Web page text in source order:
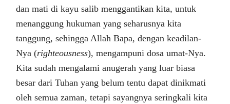
dan mati di kayu salib menggantikan kita, untuk
menanggung hukuman yang seharusnya kita
tanggung, sehingga Allah Bapa, dengan keadilan-
Nya (righteousness), mengampuni dosa umat-Nya.
Kita sudah mengalami anugerah yang luar biasa
besar dari Tuhan yang belum tentu dapat dinikmati
oleh semua zaman, tetapi sayangnya seringkali kita